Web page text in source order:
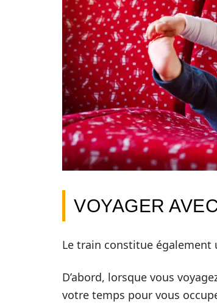
VOYAGER
Le train constitue également
D’abord, lorsque vous
votre temps pour vous